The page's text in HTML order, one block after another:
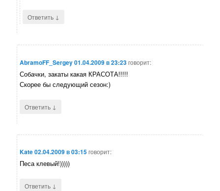
Ответить ↓
AbramoFF_Sergey01.04.2009 в 23:23говорит:
Собачки, закаты какая КРАСОТА!!!!!
Скорее бы следующий сезон:)
Ответить ↓
Kate02.04.2009 в 03:15говорит:
Песа клевый!)))))
Ответить ↓